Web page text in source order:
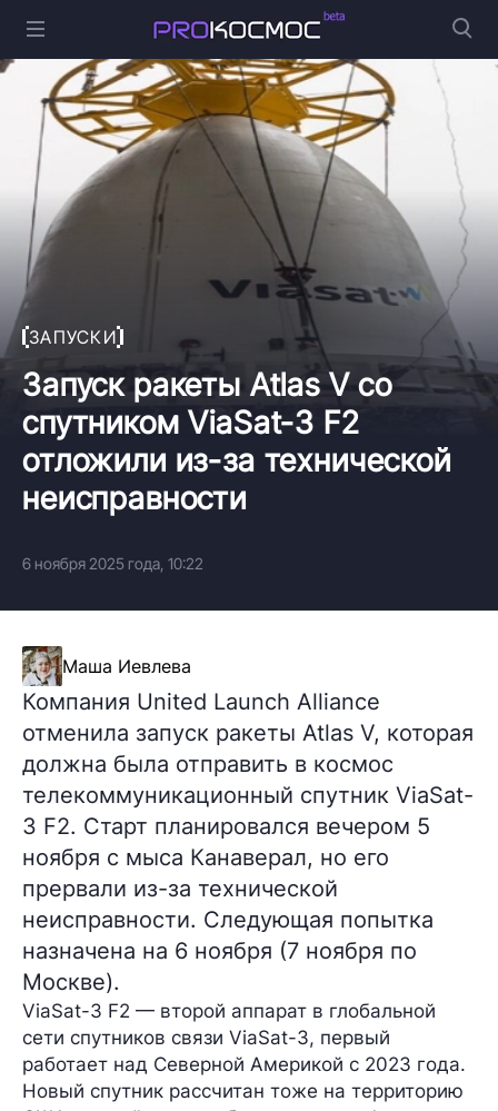
ЗАПУСКИ
Запуск ракеты Atlas V со
спутником ViaSat-3 F2
отложили из-за технической
неисправности
6 ноября 2025 года, 10:22
Маша Иевлева
Компания United Launch Alliance
отменила запуск ракеты Atlas V, которая
должна была отправить в космос
телекоммуникационный спутник ViaSat-
3 F2. Старт планировался вечером 5
ноября с мыса Канаверал, но его
прервали из-за технической
неисправности. Следующая попытка
назначена на 6 ноября (7 ноября по
Москве).
ViaSat-3 F2 — второй аппарат в глобальной
сети спутников связи ViaSat-3, первый
работает над Северной Америкой с 2023 года.
Новый спутник рассчитан тоже на территорию